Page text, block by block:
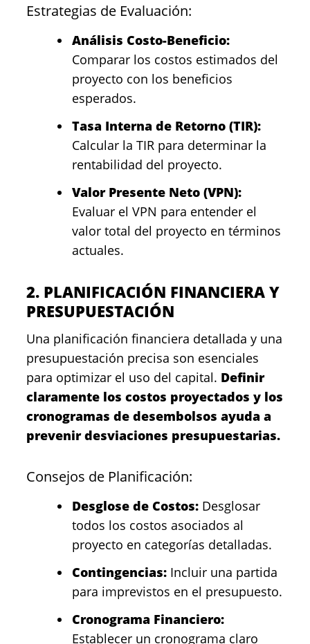
Estrategias de Evaluación:
Análisis Costo-Beneficio:
Comparar los costos estimados del
proyecto con los beneficios
esperados.
Tasa Interna de Retorno (TIR):
Calcular la TIR para determinar la
rentabilidad del proyecto.
Valor Presente Neto (VPN):
Evaluar el VPN para entender el
valor total del proyecto en términos
actuales.
2. PLANIFICACIÓN FINANCIERA Y
PRESUPUESTACIÓN
Una planificación financiera detallada y una
presupuestación precisa son esenciales
para optimizar el uso del capital. Definir
claramente los costos proyectados y los
cronogramas de desembolsos ayuda a
prevenir desviaciones presupuestarias.
Consejos de Planificación:
Desglose de Costos: Desglosar
todos los costos asociados al
proyecto en categorías detalladas.
Contingencias: Incluir una partida
para imprevistos en el presupuesto.
Cronograma Financiero:
Establecer un cronograma claro